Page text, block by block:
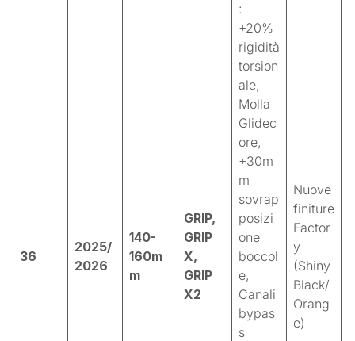
36
2025/
2026
140-
160m
m
GRIP,
GRIP
X,
GRIP
X2
:
+20%
rigidità
torsion
ale,
Molla
Glidec
ore,
+30m
m
sovrap
posizi
one
boccol
e,
Canali
bypas
s
Nuove
finiture
Factor
y
(Shiny
Black/
Orang
e)